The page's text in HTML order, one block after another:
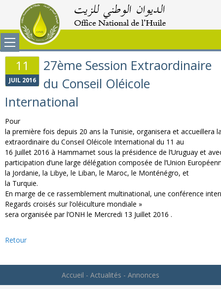
11
JUIL 2016
27ème Session Extraordinaire
du Conseil Oléicole
International
Pour
la première fois depuis 20 ans la Tunisie, organisera et accueillera
extraordinaire du Conseil Oléicole International du 11 au
16 Juillet 2016 à Hammamet sous la présidence de l’Uruguay et
participation d’une large délégation composée de l’Union
la Jordanie, la Libye, le Liban, le Maroc, le Monténégro, et
la Turquie.
En marge de ce rassemblement multinational, une conférence
Regards croisés sur l’oléiculture mondiale »
sera organisée parl’ONH le Mercredi 13 Juillet 2016 .
Retour
Accueil - Actualités - Annonces